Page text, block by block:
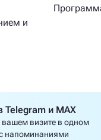
и
Telegram и MAX
вашем визите в одном
напоминаниями